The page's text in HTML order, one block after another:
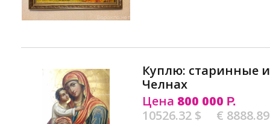
Куплю: старинные
Челнах
Цена 800 000 Р.
10526.32 $
€ 8888.89